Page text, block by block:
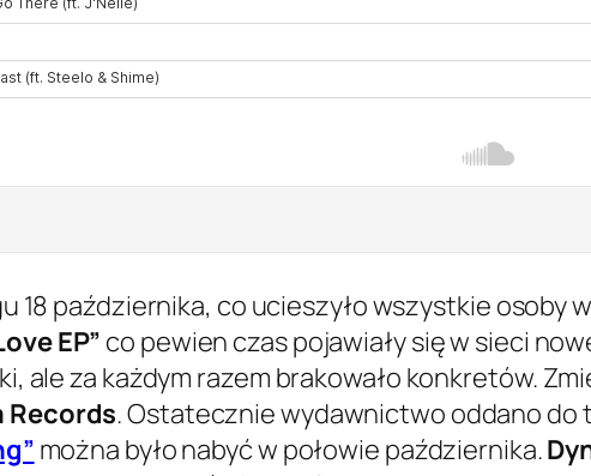
18 października, co ucieszyło wszystkie
EP”co pewien czas pojawiały się w sieci
ale za każdym razem brakowało konkretów.
Records. Ostatecznie wydawnictwo oddano do
można było nabyć w połowie października.